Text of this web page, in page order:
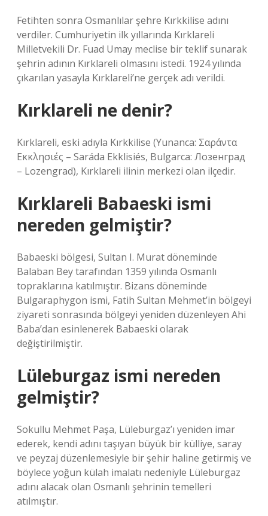
Fetihten sonra Osmanlılar şehre Kırkkilise adını
verdiler. Cumhuriyetin ilk yıllarında Kırklareli
Milletvekili Dr. Fuad Umay meclise bir teklif sunarak
şehrin adının Kırklareli olmasını istedi. 1924 yılında
çıkarılan yasayla Kırklareli’ne gerçek adı verildi.
Kırklareli ne denir?
Kırklareli, eski adıyla Kırkkilise (Yunanca: Σαράντα
Εκκλησιές – Saráda Ekklisiés, Bulgarca: Лозенград
– Lozengrad), Kırklareli ilinin merkezi olan ilçedir.
Kırklareli Babaeski ismi
nereden gelmiştir?
Babaeski bölgesi, Sultan I. Murat döneminde
Balaban Bey tarafından 1359 yılında Osmanlı
topraklarına katılmıştır. Bizans döneminde
Bulgaraphygon ismi, Fatih Sultan Mehmet’in bölgeyi
ziyareti sonrasında bölgeyi yeniden düzenleyen Ahi
Baba’dan esinlenerek Babaeski olarak
değiştirilmiştir.
Lüleburgaz ismi nereden
gelmiştir?
Sokullu Mehmet Paşa, Lüleburgaz’ı yeniden imar
ederek, kendi adını taşıyan büyük bir külliye, saray
ve peyzaj düzenlemesiyle bir şehir haline getirmiş ve
böylece yoğun külah imalatı nedeniyle Lüleburgaz
adını alacak olan Osmanlı şehrinin temelleri
atılmıştır.